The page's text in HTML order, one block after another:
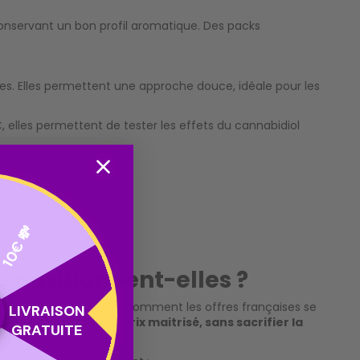
un bon profil aromatique. Des packs
Elles permettent une approche douce, idéale pour les
elles permettent de tester les effets du cannabidiol
agréable.
positionnent-elles ?
peut se demander comment les offres françaises se
: duCBD légal, à prix maitrisé, sans sacrifier la
10€ 💸
LIVRAISON
GRATUITE